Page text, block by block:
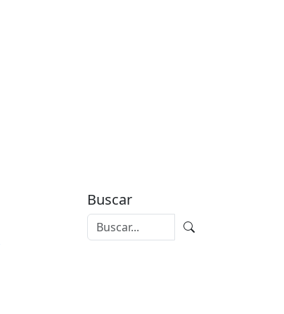
Buscar